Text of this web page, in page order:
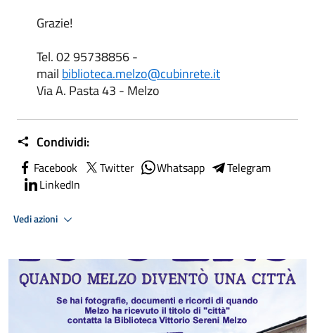
Grazie!
Tel. 02 95738856 -
mail biblioteca.melzo@cubinrete.it
Via A. Pasta 43 - Melzo
Condividi:
Facebook Twitter Whatsapp
Telegram
LinkedIn
Vedi azioni